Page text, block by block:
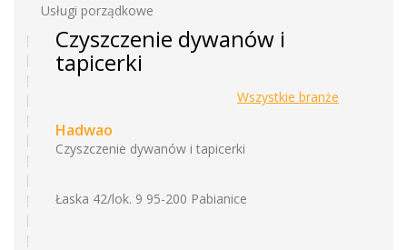
Usługi porządkowe
Czyszczenie dywanów i
tapicerki
Wszystkie branże
Hadwao
Czyszczenie dywanów i tapicerki
Łaska 42/lok. 9 95-200 Pabianice